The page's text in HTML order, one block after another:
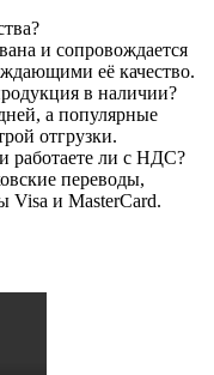
и сопровождается
её качество.
в наличии?
а популярные
отгрузки.
работаете ли с НДС?
переводы,
Visa и MasterCard.